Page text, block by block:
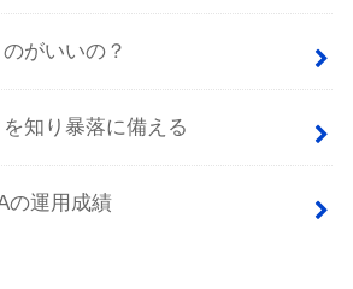
がいいの？
知り暴落に備える
の運用成績